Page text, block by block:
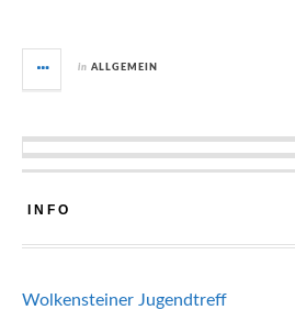
in ALLGEMEIN
INFO
Wolkensteiner Jugendtreff